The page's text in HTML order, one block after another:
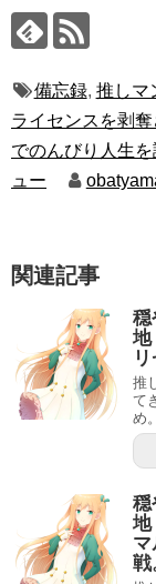
備忘録, 推しマ
ライセンスを剥
でのんびり人生を
ュー
関連記事
穏
地
推
て
め
穏
地
戦